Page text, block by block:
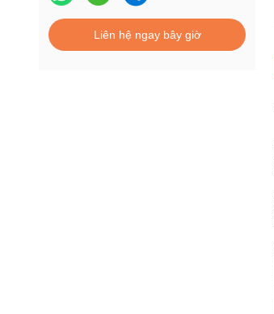
Liên hệ ngay bây giờ